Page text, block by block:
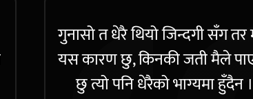
गुनासो त धेरै थियो जिन्दगी सँग तर
यस कारण छु, किनकी जती मैले
छु त्यो पनि धेरैको भाग्यमा हुँदैन ।